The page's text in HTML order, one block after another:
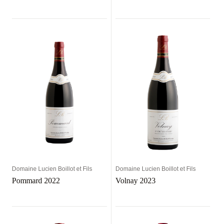
Domaine Lucien Boillot et Fils
Pommard 2022
Domaine Lucien Boillot et Fils
Volnay 2023